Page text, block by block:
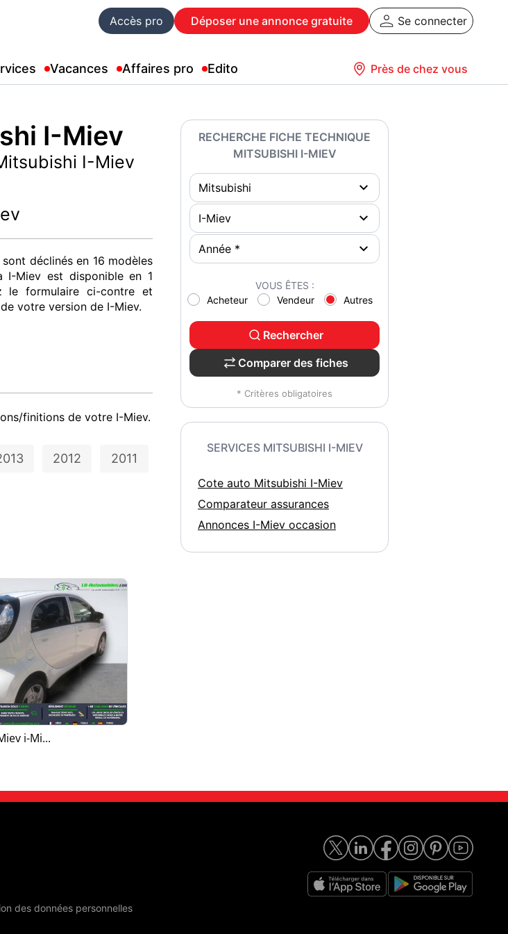
Accès pro Déposer une annonce gratuite Se connecter
Vacances Affaires pro Edito Près de chez vous
I-Miev
I-Miev
déclinés en 16 modèles
I-Miev est disponible en 1
le formulaire ci-contre et
votre version de I-Miev.
finitions de votre I-Miev.
2012 2011
i-Mi...
RECHERCHE FICHE TECHNIQUE
MITSUBISHI I-MIEV
VOUS ÊTES :
Acheteur
Vendeur Autres
Rechercher
Comparer des fiches
* Critères obligatoires
SERVICES MITSUBISHI I-MIEV
Cote auto Mitsubishi I-Miev
Comparateur assurances
Annonces I-Miev occasion
des données personnelles